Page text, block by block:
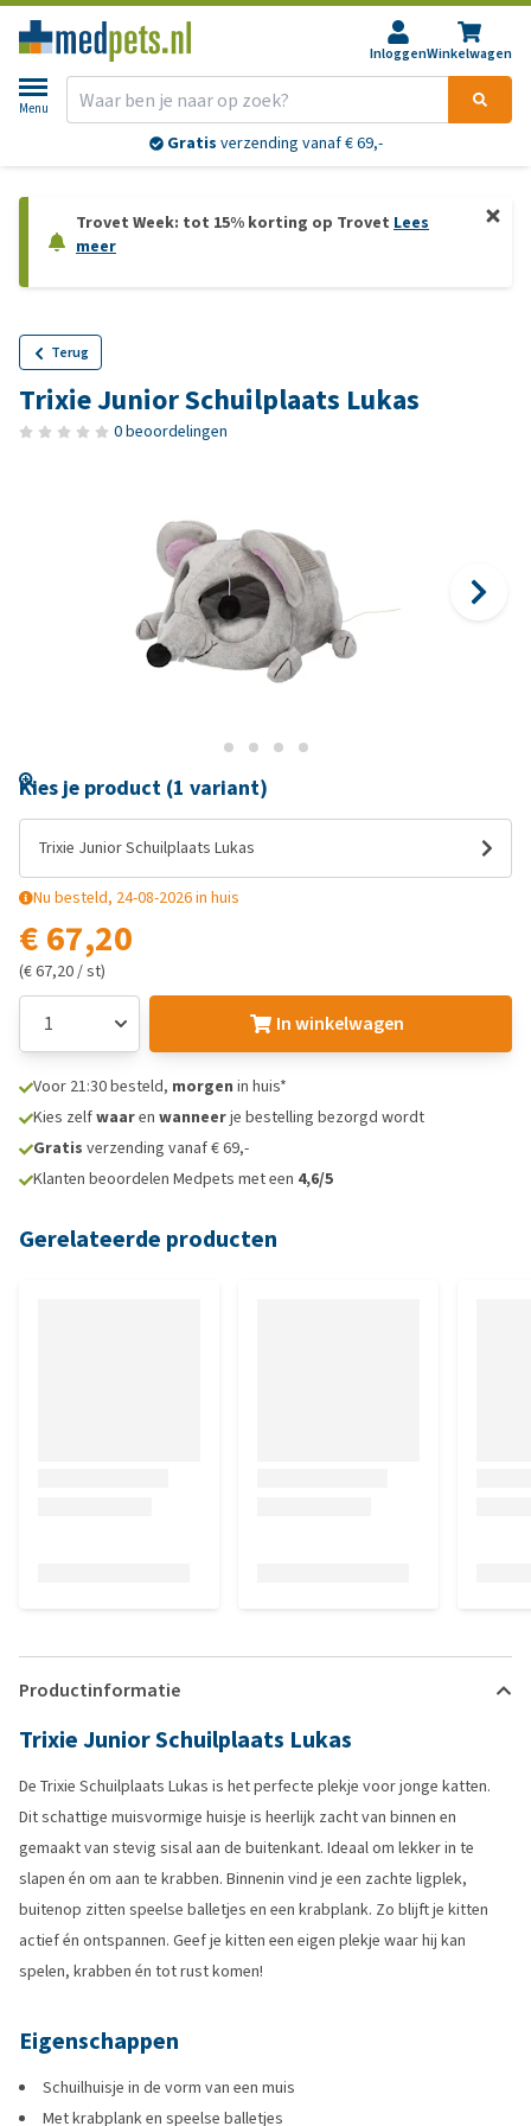
InloggenWinkelwagen
Menu
Gratis verzending vanaf € 69,-
Trovet Week: tot 15% korting op Trovet Lees
meer
Terug
Trixie Junior Schuilplaats Lukas
0 beoordelingen
Kies je product (1 variant)
Trixie Junior Schuilplaats Lukas
Nu besteld, 24-08-2026 in huis
€ 67,20
(€ 67,20 / st)
In winkelwagen
Voor 21:30 besteld, morgen in huis*
Kies zelfwaaren wanneerje bestelling bezorgd wordt
Gratis verzending vanaf € 69,-
Klanten beoordelen Medpets met een 4,6/5
Gerelateerde producten
Productinformatie
Trixie Junior Schuilplaats Lukas
De Trixie Schuilplaats Lukas is het perfecte plekje voor jonge katten.
Dit schattige muisvormige huisje is heerlijk zacht van binnen en
gemaakt van stevig sisal aan de buitenkant. Ideaal om lekker in te
slapen én om aan te krabben. Binnenin vind je een zachte ligplek,
buitenop zitten speelse balletjes en een krabplank. Zo blijft je kitten
actief én ontspannen. Geef je kitten een eigen plekje waar hij kan
spelen, krabben én tot rust komen!
Eigenschappen
Schuilhuisje in de vorm van een muis
Met krabplank en speelse balletjes